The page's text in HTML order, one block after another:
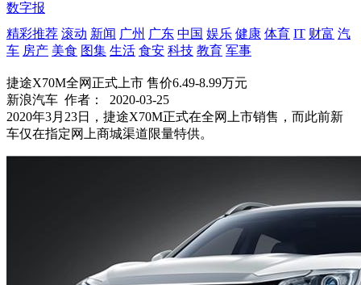
数字报
精彩推荐 滚动 新闻 广州 广东 中国 娱乐 健康 体育 IT 财富 汽
车 房产 美食 图集 生活 食安 科技 教育 军事
捷途X70M全网正式上市 售价6.49-8.99万元
新浪汽车 作者：
2020-03-25
2020年3月23日，捷途X70M正式在全网上市销售，而此前新
车仅在指定网上商城渠道限量特供。